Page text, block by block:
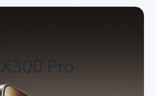
X300 Pro